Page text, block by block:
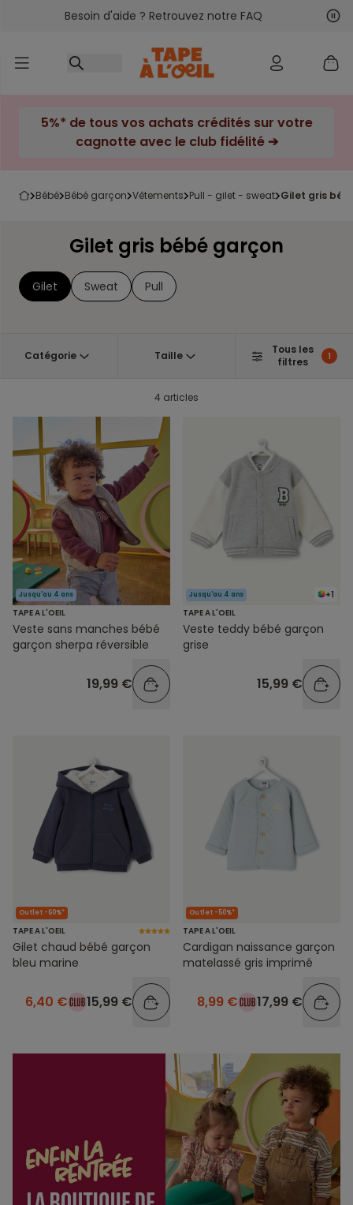
Accéder au contenu
Besoin d'aide ? Retrouvez notre FAQ
5%* de tous vos achats crédités sur votre
cagnotte avec le club fidélité ➔
bébé bébé garçon vêtements pull - gilet - sweat gilet gris
Gilet gris bébé garçon
Gilet Sweat Pull
Catégorie Taille
Tous les
filtres
1
4 articles
Jusqu'au 4 ans
TAPE A L'OEIL
Veste sans manches bébé
garçon sherpa réversible
19,99 €
+1
Jusqu'au 4 ans
TAPE A L'OEIL
Veste teddy bébé garçon
grise
15,99 €
Outlet -60%*
TAPE A L'OEIL
Gilet chaud bébé garçon
bleu marine
6,40 € 15,99 €
Outlet -50%*
TAPE A L'OEIL
Cardigan naissance garçon
matelassé gris imprimé
8,99 € 17,99 €